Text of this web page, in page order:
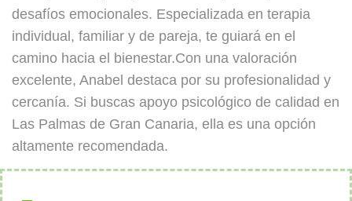
desafíos emocionales. Especializada en terapia
individual, familiar y de pareja, te guiará en el
camino hacia el bienestar.Con una valoración
excelente, Anabel destaca por su profesionalidad y
cercanía. Si buscas apoyo psicológico de calidad en
Las Palmas de Gran Canaria, ella es una opción
altamente recomendada.